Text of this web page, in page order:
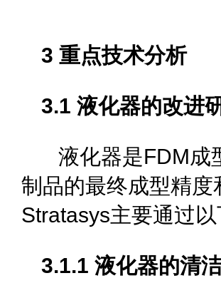
3 重点技术分析
3.1 液化器的改进
液化器是FDM成
制品的最终成型精
Stratasys主要通过
3.1.1 液化器的清